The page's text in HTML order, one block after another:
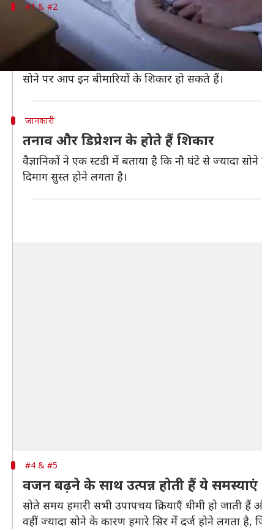
#1 & #2
डायबिटीज और दिल की बीमारी का होता है
ज्यादा सोने से आपके शरीर में ब्लड-शुगर लेवल असंतुलित
इसके साथ ही अधिक सोने वालों को दिल की बीमारी जैसे
सोने पर आप इन बीमारियों के शिकार हो सकते हैं।
जानकारी
तनाव और डिप्रेशन के होते हैं शिकार
वैज्ञानिकों ने एक स्टडी में बताया है कि नौ घंटे से
दिमाग सुस्त होने लगता है।
#4 & #5
वजन बढ़ने के साथ उत्पन्न होती हैं ये समस्याएं
सोते समय हमारी सभी उपापचय क्रियाएँ धीमी हो जाती
वहीं ज्यादा सोने के कारण हमारे सिर में दर्ज होने लगता है,